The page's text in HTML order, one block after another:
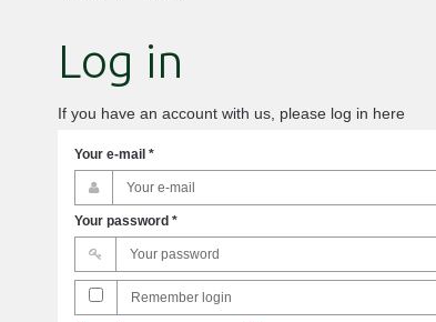
Log in
If you have an account with us, please log in here
Your e-mail *
Your password *
Remember login